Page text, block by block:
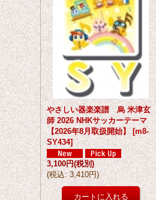
やさしい器楽楽譜 烏 米津玄
師 2026 NHKサッカーテーマ
【2026年8月取扱開始】 [m8-
SY434]
3,100円(税別)
(税込: 3,410円)